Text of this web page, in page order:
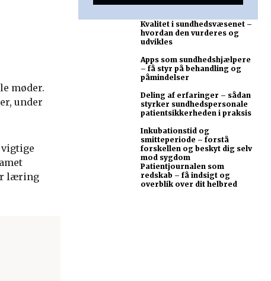
møder.
under
vigtige
læring
Kvalitet i sundhedsvæsenet –
hvordan den vurderes og
udvikles
Apps som sundhedshjælpere
– få styr på behandling og
påmindelser
Deling af erfaringer – sådan
styrker sundhedspersonale
patientsikkerheden i praksis
Inkubationstid og
smitteperiode – forstå
forskellen og beskyt dig selv
mod sygdom
Patientjournalen som
redskab – få indsigt og
overblik over dit helbred